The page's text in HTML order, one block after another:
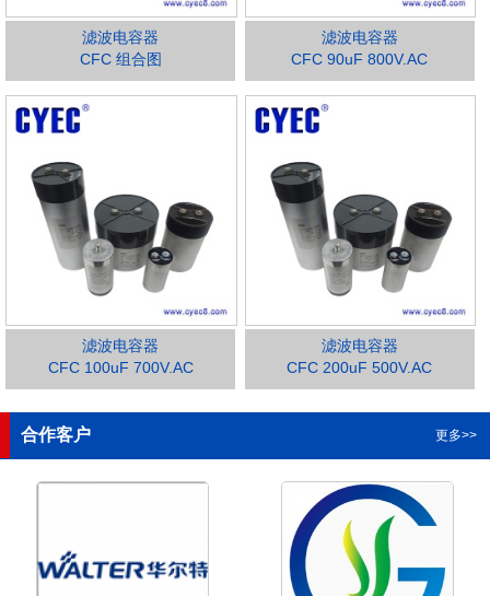
滤波电容器
CFC 组合图
滤波电容器
CFC 90uF 800V.AC
滤波电容器
CFC 100uF 700V.AC
滤波电容器
CFC 200uF 500V.AC
合作客户 更多>>